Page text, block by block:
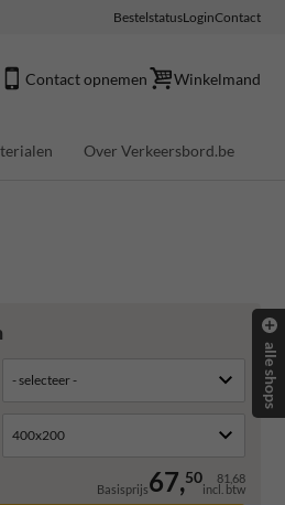
BestelstatusLoginContact
Contact opnemen Winkelmand
Over Verkeersbord.be
Basisprijs67,50 81,68
incl. btw
alle shops